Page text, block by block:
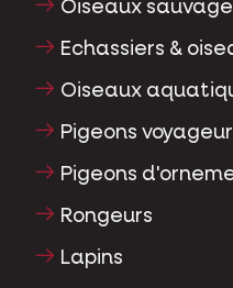
Oiseaux
Echassiers &
Oiseaux
Pigeons
Pigeons
Rongeurs
Lapins